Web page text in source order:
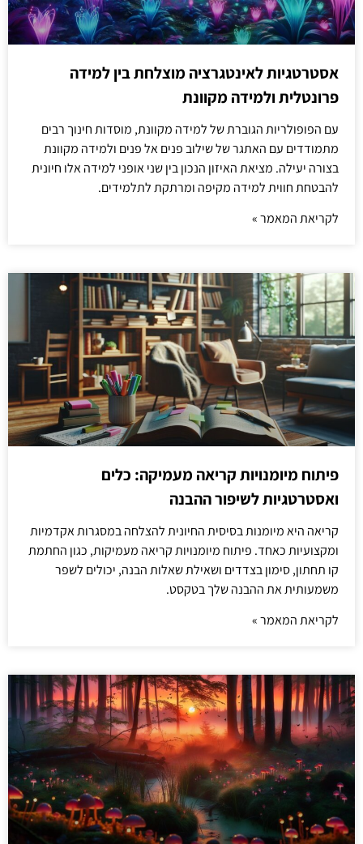
אסטרטגיות לאינטגרציה מוצלחת בין למידה
פרונטלית ולמידה מקוונת
עם הפופולריות הגוברת של למידה מקוונת, מוסדות חינוך רבים
מתמודדים עם האתגר של שילוב פנים אל פנים ולמידה מקוונת
בצורה יעילה. מציאת האיזון הנכון בין שני אופני למידה אלו חיונית
להבטחת חווית למידה מקיפה ומרתקת לתלמידים.
לקריאת המאמר »
פיתוח מיומנויות קריאה מעמיקה: כלים
ואסטרטגיות לשיפור ההבנה
קריאה היא מיומנות בסיסית החיונית להצלחה במסגרות אקדמיות
ומקצועיות כאחד. פיתוח מיומנויות קריאה מעמיקות, כגון החתמת
קו תחתון, סימון בצדדים ושאילת שאלות הבנה, יכולים לשפר
משמעותית את ההבנה שלך בטקסט.
לקריאת המאמר »